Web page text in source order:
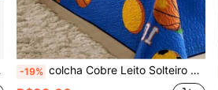
-19% colcha Cobre Leito Solteiro Futebol